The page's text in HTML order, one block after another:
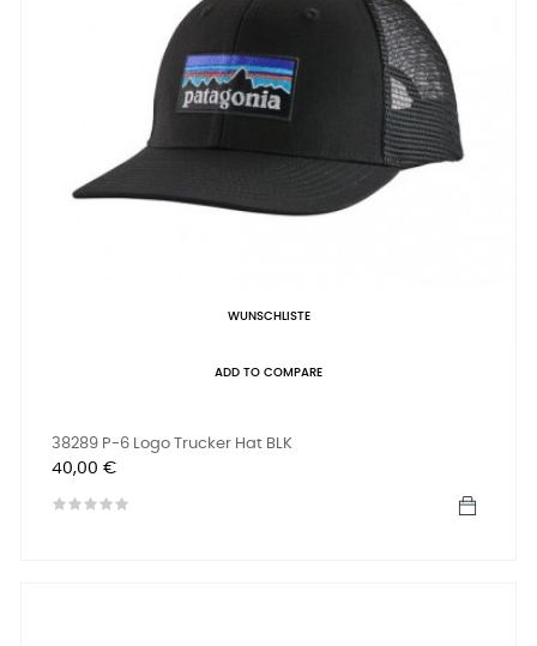
WUNSCHLISTE
ADD TO COMPARE
38289 P-6 Logo Trucker Hat BLK
Preis
40,00 €